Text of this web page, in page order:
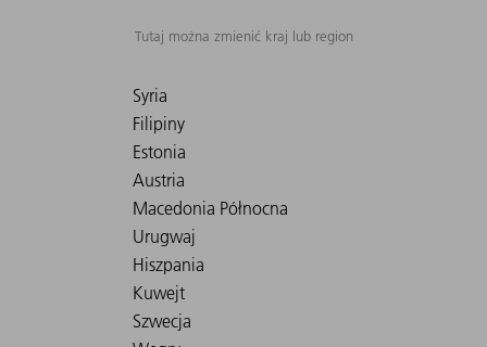
Tutaj można zmienić kraj lub region